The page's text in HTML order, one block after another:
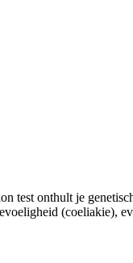
test onthult je
(coeliakie),